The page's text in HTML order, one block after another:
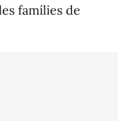
famílies de